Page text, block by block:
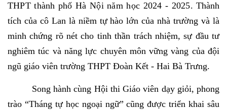
THPT thành phố Hà Nội năm học 2024 - 2025. Thành
tích của cô Lan là niềm tự hào lớn của nhà trường và là
minh chứng rõ nét cho tinh thần trách nhiệm, sự đầu tư
nghiêm túc và năng lực chuyên môn vững vàng của đội
ngũ giáo viên trường THPT Đoàn Kết - Hai Bà Trưng.
Song hành cùng Hội thi Giáo viên dạy giỏi, phong
trào “Tháng tự học ngoại ngữ” cũng được triển khai sâu